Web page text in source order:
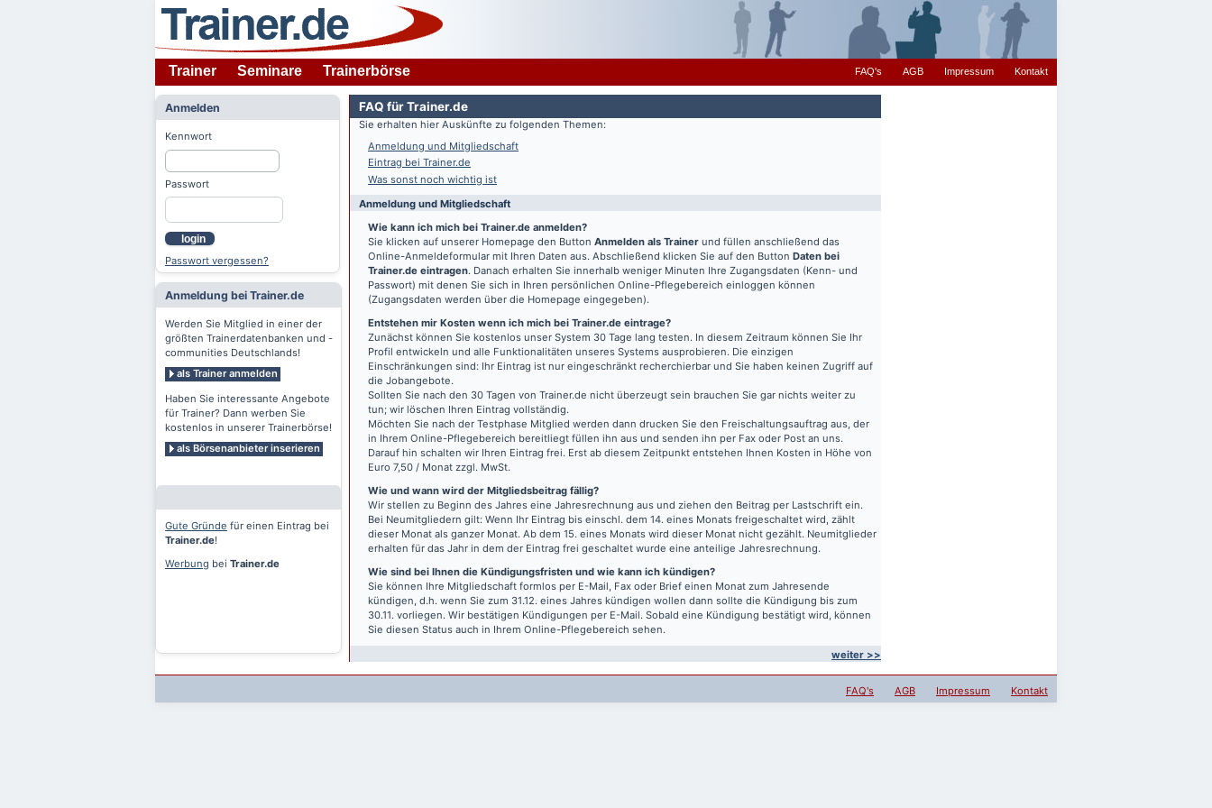
Trainer Seminare Trainerbörse FAQ's AGB Impressum Kontakt
Anmelden
Kennwort
Passwort
login
Passwort vergessen?
Anmeldung bei Trainer.de
Werden Sie Mitglied in einer der
größten Trainerdatenbanken und -
communities Deutschlands!
als Trainer anmelden
Haben Sie interessante Angebote
für Trainer? Dann werben Sie
kostenlos in unserer Trainerbörse!
als Börsenanbieter inserieren
Gute Gründe für einen Eintrag bei
Trainer.de!
Werbung bei Trainer.de
FAQ für Trainer.de
Sie erhalten hier Auskünfte zu folgenden Themen:
Anmeldung und Mitgliedschaft
Eintrag bei Trainer.de
Was sonst noch wichtig ist
Anmeldung und Mitgliedschaft
Wie kann ich mich bei Trainer.de anmelden?
Sie klicken auf unserer Homepage den Button Anmelden als Trainer und füllen anschließend das
Online-Anmeldeformular mit Ihren Daten aus. Abschließend klicken Sie auf den Button Daten bei
Trainer.de eintragen. Danach erhalten Sie innerhalb weniger Minuten Ihre Zugangsdaten (Kenn- und
Passwort) mit denen Sie sich in Ihren persönlichen Online-Pflegebereich einloggen können
(Zugangsdaten werden über die Homepage eingegeben).
Entstehen mir Kosten wenn ich mich bei Trainer.de eintrage?
Zunächst können Sie kostenlos unser System 30 Tage lang testen. In diesem Zeitraum können Sie Ihr
Profil entwickeln und alle Funktionalitäten unseres Systems ausprobieren. Die einzigen
Einschränkungen sind: Ihr Eintrag ist nur eingeschränkt recherchierbar und Sie haben keinen Zugriff auf
die Jobangebote.
Sollten Sie nach den 30 Tagen von Trainer.de nicht überzeugt sein brauchen Sie gar nichts weiter zu
tun; wir löschen Ihren Eintrag vollständig.
Möchten Sie nach der Testphase Mitglied werden dann drucken Sie den Freischaltungsauftrag aus, der
in Ihrem Online-Pflegebereich bereitliegt füllen ihn aus und senden ihn per Fax oder Post an uns.
Darauf hin schalten wir Ihren Eintrag frei. Erst ab diesem Zeitpunkt entstehen Ihnen Kosten in Höhe von
Euro 7,50 / Monat zzgl. MwSt.
Wie und wann wird der Mitgliedsbeitrag fällig?
Wir stellen zu Beginn des Jahres eine Jahresrechnung aus und ziehen den Beitrag per Lastschrift ein.
Bei Neumitgliedern gilt: Wenn Ihr Eintrag bis einschl. dem 14. eines Monats freigeschaltet wird, zählt
dieser Monat als ganzer Monat. Ab dem 15. eines Monats wird dieser Monat nicht gezählt. Neumitglieder
erhalten für das Jahr in dem der Eintrag frei geschaltet wurde eine anteilige Jahresrechnung.
Wie sind bei Ihnen die Kündigungsfristen und wie kann ich kündigen?
Sie können Ihre Mitgliedschaft formlos per E-Mail, Fax oder Brief einen Monat zum Jahresende
kündigen, d.h. wenn Sie zum 31.12. eines Jahres kündigen wollen dann sollte die Kündigung bis zum
30.11. vorliegen. Wir bestätigen Kündigungen per E-Mail. Sobald eine Kündigung bestätigt wird, können
Sie diesen Status auch in Ihrem Online-Pflegebereich sehen.
weiter >>
FAQ's AGB Impressum Kontakt